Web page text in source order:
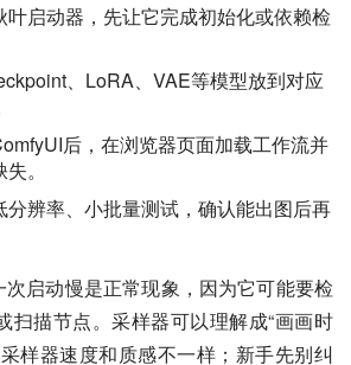
叶启动器，先让它完成初始化或依赖检
、LoRA、VAE等模型放到对应
后，在浏览器页面加载工作流并
。
分辨率、小批量测试，确认能出图后再
启动慢是正常现象，因为它可能要检
扫描节点。采样器可以理解成“画画时
样器速度和质感不一样；新手先别纠